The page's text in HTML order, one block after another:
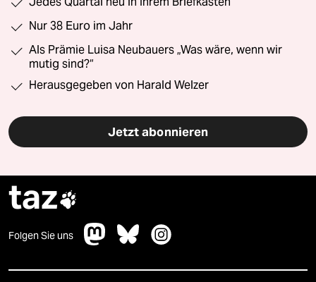
Nur 38 Euro im Jahr
Als Prämie Luisa Neubauers „Was wäre, wenn wir
mutig sind?“
Herausgegeben von Harald Welzer
Jetzt abonnieren
taz
Folgen Sie uns